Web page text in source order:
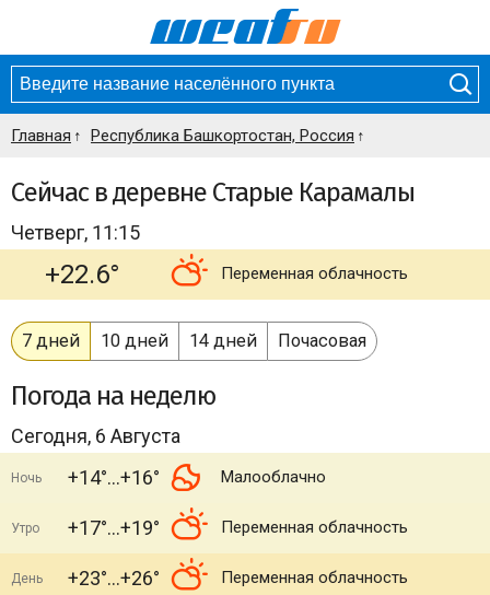
Главная Республика Башкортостан, Россия
Сейчас в деревне Старые Карамалы
Четверг, 11:15
+22.6° Переменная облачность
7 дней 10 дней 14 дней Почасовая
Погода на неделю
Сегодня, 6 Августа
Ночь +14° +16° Малооблачно
Утро +17° +19° Переменная облачность
День +23° +26° Переменная облачность